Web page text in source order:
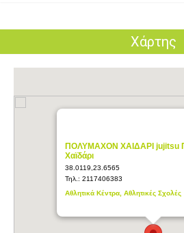
Χάρτης
ΠΟΛΥΜΑΧΟΝ ΧΑΙΔΑΡΙ jujitsu
Χαϊδάρι
38.0119,23.6565
Τηλ.: 2117406383
Αθλητικά Κέντρα, Αθλητικές Σχολές